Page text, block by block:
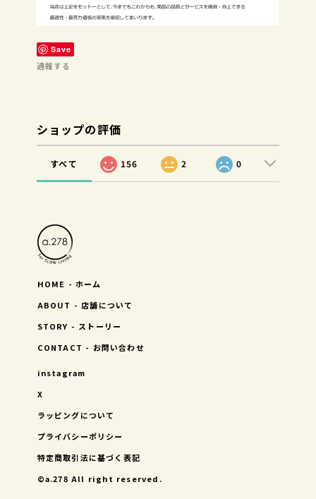
Save
通報する
ショップの評価
すべて 156 2 0
HOME - ホーム
ABOUT - 店舗について
STORY - ストーリー
CONTACT - お問い合わせ
instagram
X
ラッピングについて
プライバシーポリシー
特定商取引法に基づく表記
©︎a.278 All right reserved.